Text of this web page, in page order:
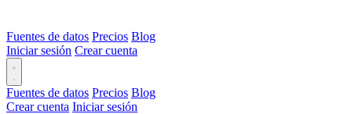
Fuentes de datos Precios Blog
Iniciar sesión Crear cuenta
Fuentes de datos Precios Blog
Crear cuenta Iniciar sesión